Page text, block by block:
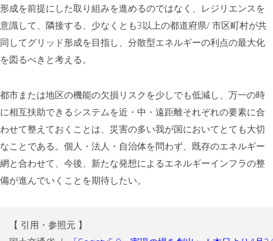
形成を前提にした取り組みを進めるのではなく、レジリエンスを
意識して、隣接する、少なくとも3以上の都道府県/ 市区町村が共
同してグリッド形成を目指し、分散型エネルギーの利点の最大化
を図るべきと考える。
都市または地区の機能の欠損リスクを少しでも低減し、万一の時
に相互扶助できるシステムを近・中・遠距離それぞれの要素に合
わせて整えておくことは、災害の多い我が国においてとても大切
なことである。個人・法人・自治体を問わず、既存のエネルギー
網と合わせて、今後、新たな発想によるエネルギーインフラの整
備が進んでいくことを期待したい。
【 引用・参照元 】